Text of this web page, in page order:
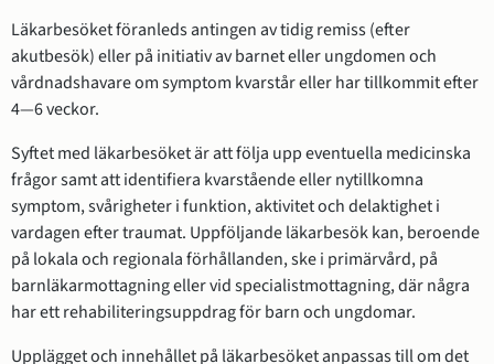
Läkarbesöket föranleds antingen av tidig remiss (efter
akutbesök) eller på initiativ av barnet eller ungdomen och
vårdnadshavare om symptom kvarstår eller har tillkommit efter
4—6 veckor.
Syftet med läkarbesöket är att följa upp eventuella medicinska
frågor samt att identifiera kvarstående eller nytillkomna
symptom, svårigheter i funktion, aktivitet och delaktighet i
vardagen efter traumat. Uppföljande läkarbesök kan, beroende
på lokala och regionala förhållanden, ske i primärvård, på
barnläkarmottagning eller vid specialistmottagning, där några
har ett rehabiliteringsuppdrag för barn och ungdomar.
Upplägget och innehållet på läkarbesöket anpassas till om det